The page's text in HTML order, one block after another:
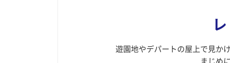
遊園地やデパートの屋上で見か
まじめ